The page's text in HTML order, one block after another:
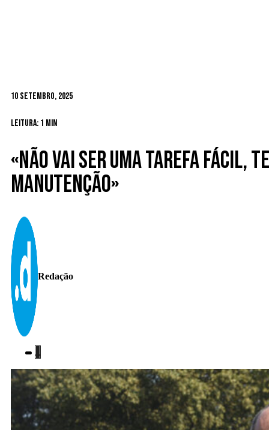
10 Setembro, 2025
Leitura: 1 min
«Não vai ser uma tarefa fácil,
manutenção»
Redação